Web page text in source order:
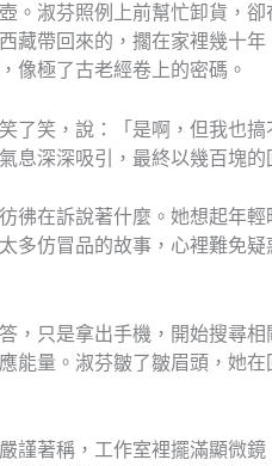
。淑芬照例上前幫忙卸貨，
藏帶回來的，擱在家裡幾十年
像極了古老經卷上的密碼。
了笑，說：「是啊，但我也
息深深吸引，最終以幾百塊的
在訴說著什麼。她想起年輕
多仿冒品的故事，心裡難免
，只是拿出手機，開始搜尋
能量。淑芬皺了皺眉頭，她
謹著稱，工作室裡擺滿顯微